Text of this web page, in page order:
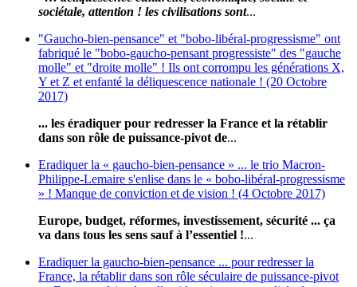
sociétale, attention ! les civilisations sont...
"Gaucho-bien-pensance" et "bobo-libéral-progressisme" ont
fabriqué le "bobo-gaucho-pensant progressiste" des "gauche
molle" et "droite molle" ! Ils ont corrompu les générations X,
Y et Z et enfanté la déliquescence nationale ! (20 Octobre
2017)
... les éradiquer pour redresser la France et la rétablir
dans son rôle de puissance-pivot de...
Eradiquer la « gaucho-bien-pensance » ... le trio Macron-
Philippe-Lemaire s'enlise dans le « bobo-libéral-progressisme
» ! Manque de conviction et de vision ! (4 Octobre 2017)
Europe, budget, réformes, investissement, sécurité ... ça
va dans tous les sens sauf à l’essentiel !...
Eradiquer la gaucho-bien-pensance ... pour redresser la
France, la rétablir dans son rôle séculaire de puissance-pivot